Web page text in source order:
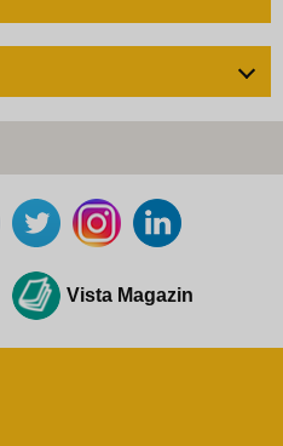
Vista Magazin